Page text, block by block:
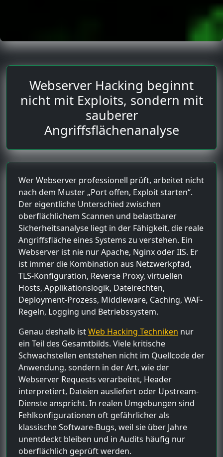
Webserver Hacking beginnt
nicht mit Exploits, sondern mit
sauberer
Angriffsflächenanalyse
Wer Webserver professionell prüft, arbeitet nicht
nach dem Muster „Port offen, Exploit starten“.
Der eigentliche Unterschied zwischen
oberflächlichem Scannen und belastbarer
Sicherheitsanalyse liegt in der Fähigkeit, die reale
Angriffsfläche eines Systems zu verstehen. Ein
Webserver ist nie nur Apache, Nginx oder IIS. Er
ist immer die Kombination aus Netzwerkpfad,
TLS-Konfiguration, Reverse Proxy, virtuellen
Hosts, Applikationslogik, Dateirechten,
Deployment-Prozess, Middleware, Caching, WAF-
Regeln, Logging und Betriebssystem.
Genau deshalb istWeb Hacking Techniken nur
ein Teil des Gesamtbilds. Viele kritische
Schwachstellen entstehen nicht im Quellcode der
Anwendung, sondern in der Art, wie der
Webserver Requests verarbeitet, Header
interpretiert, Dateien ausliefert oder Upstream-
Dienste anspricht. In realen Umgebungen sind
Fehlkonfigurationen oft gefährlicher als
klassische Software-Bugs, weil sie über Jahre
unentdeckt bleiben und in Audits häufig nur
oberflächlich geprüft werden.